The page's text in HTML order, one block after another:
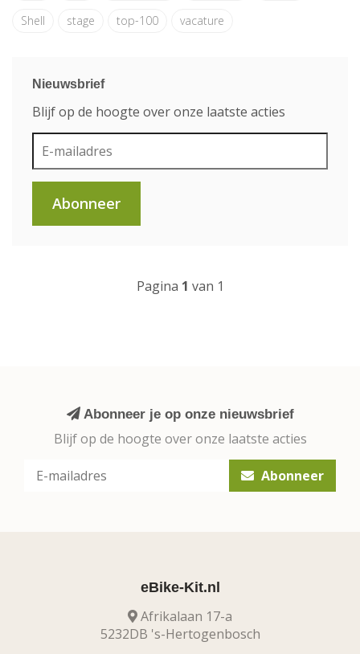
Shell stage top-100 vacature
Nieuwsbrief
Blijf op de hoogte over onze laatste acties
Abonneer
Pagina 1 van 1
Abonneer je op onze nieuwsbrief
Blijf op de hoogte over onze laatste acties
Abonneer
eBike-Kit.nl
Afrikalaan 17-a
5232DB 's-Hertogenbosch